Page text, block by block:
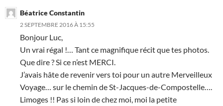
Béatrice Constantin
2 SEPTEMBRE 2016 À 15:55
Bonjour Luc,
Un vrai régal !… Tant ce magnifique récit que tes photos.
Que dire ? Si ce n’est MERCI.
J’avais hâte de revenir vers toi pour un autre Merveilleux
Voyage… sur le chemin de St-Jacques-de-Compostelle….
Limoges !! Pas si loin de chez moi, moi la petite